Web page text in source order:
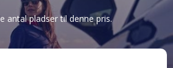
antal pladser til denne pris.